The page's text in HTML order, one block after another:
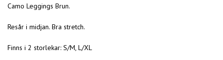
Camo Leggings Brun.
Resår i midjan. Bra stretch.
Finns i 2 storlekar: S/M, L/XL